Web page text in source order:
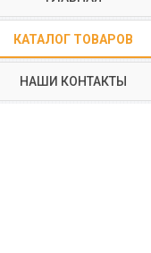
КАТАЛОГ ТОВАРОВ
НАШИ КОНТАКТЫ